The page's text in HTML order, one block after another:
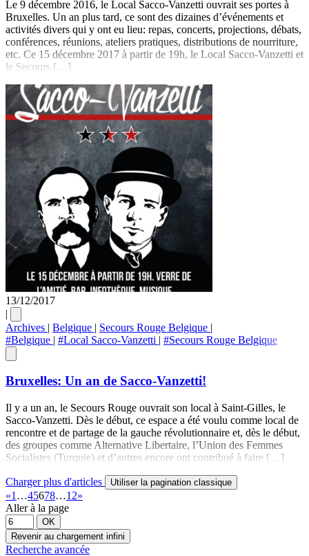
Le 9 décembre 2016, le Local Sacco-Vanzetti ouvrait ses portes à
Bruxelles. Un an plus tard, ce sont des dizaines d’événements et
activités divers qui y ont eu lieu: repas, concerts, projections, débats,
conférences, réunions, ateliers pratiques, distributions de nourriture,
etc. Ce 15 décembre 2017 à partir de 19h, le Local Sacco-Vanzetti et
le Secours […]
13/12/2017
|
Archives | Belgique | Secours Rouge Belgique |
#Belgique | #Local Sacco-Vanzetti | #Secours Rouge Belgique
Bruxelles: Un an de Sacco-Vanzetti!
Il y a un an, le Secours Rouge ouvrait son local à Saint-Gilles, le
Sacco-Vanzetti. Dès le début, ce espace a été voulu comme local de
rencontre et de partage de la gauche révolutionnaire et, dès le début,
des groupes comme Alternative Libertaire, l’Union des Femmes
Socialistes (Turquie) et d’autres encore ont contribué à faire […]
Charger plus d'articles Utiliser la pagination classique
«1 …45678…12»
Aller à la page
OK
Revenir au chargement infini
Recherche avancée